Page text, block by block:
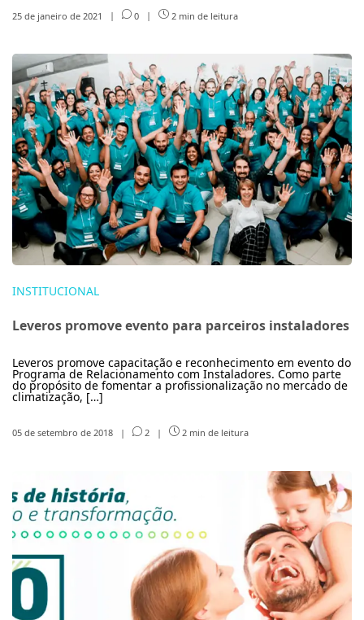
25 de janeiro de 2021 | 0 | 2 min de leitura
INSTITUCIONAL
Leveros promove evento para parceiros instaladores
Leveros promove capacitação e reconhecimento em evento do
Programa de Relacionamento com Instaladores. Como parte
do propósito de fomentar a profissionalização no mercado de
climatização, […]
05 de setembro de 2018 | 2 | 2 min de leitura